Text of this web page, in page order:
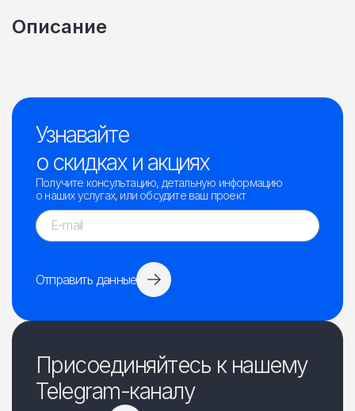
Описание
Узнавайте
о скидках и акциях
Получите консультацию, детальную информацию
о наших услугах, или обсудите ваш проект
Отправить данные
Присоединяйтесь к нашему
Telegram-каналу